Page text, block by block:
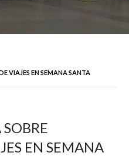
VIAJES EN SEMANA SANTA
EN SEMANA